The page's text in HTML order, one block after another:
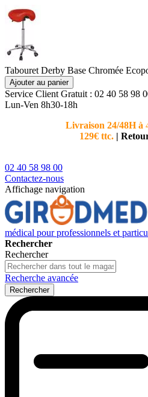
Tabouret Derby Base Chromée
Ajouter au panier
Service Client Gratuit : 02 40 58 98
Lun-Ven 8h30-18h
Livraison 24/48H à
129€ ttc. |
02 40 58 98 00
Contactez-nous
Affichage navigation
médical pour professionnels et
Rechercher
Rechercher
Recherche avancée
Rechercher